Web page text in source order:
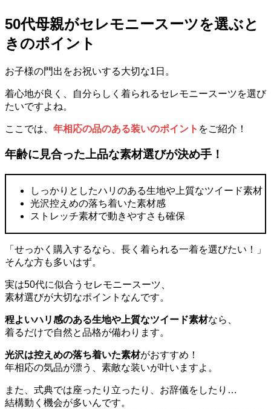
50代母親がセレモニースーツを選ぶと
きのポイント
お子様の門出をお祝いする大切な1日。
着心地が良く、自分らしく着られるセレモニースーツを選び
たいですよね。
ここでは、 年相応の品のある装いのポイント をご紹介！
年齢に見合った上品な素材選びが決め手！
しっかりとしたハリのある生地や上質なツイード素材
光沢控えめの落ち着いた素材感
ストレッチ素材で動きやすさも確保
「せっかく購入するなら、長く着られる一着を選びたい！」
そんな方も多いはず。
実は50代に似合うセレモニースーツ、
素材選びが大切なポイントなんです。
程よいハリ感のある生地や上質なツイード素材なら、
着るだけで自然と品格が備わります。
光沢は控えめの落ち着いた素材がおすすめ！
年相応の気品が漂う、素敵な装いが叶いますよ。
また、式典では座ったり立ったり、お辞儀をしたり…
結構動く機会が多いんです。